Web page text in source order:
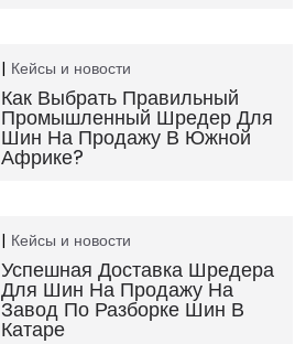
Кейсы и новости
Как Выбрать Правильный
Промышленный Шредер Для
Шин На Продажу В Южной
Африке?
Кейсы и новости
Успешная Доставка Шредера
Для Шин На Продажу На
Завод По Разборке Шин В
Катаре